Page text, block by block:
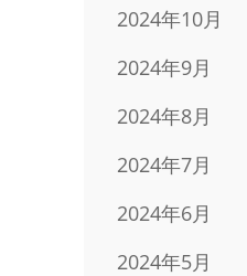
2024年10月
2024年9月
2024年8月
2024年7月
2024年6月
2024年5月